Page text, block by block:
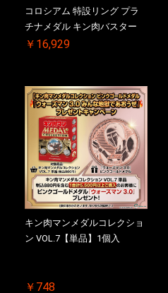
コロシアム 特設リング プラ
チナメダル キン肉バスター
VS. キン肉バスターやぶり 初
メダル(非売品)付
￥16,929
キン肉マンメダルコレクショ
ン VOL.7【単品】1個入
￥748